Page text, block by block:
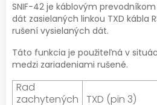
SNIF-42 je káblovým
dát zasielaných linkou TXD kábla
rušení vysielaných dát.
Táto funkcia je použiteľná v
medzi zariadeniami rušené.
Rad
zachytených
TXD (pin 3)